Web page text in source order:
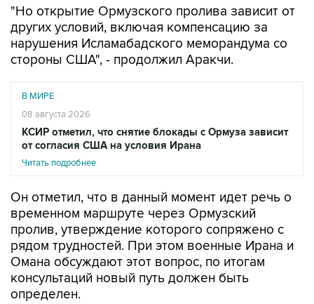
"Но открытие Ормузского пролива зависит от
других условий, включая компенсацию за
нарушения Исламабадского меморандума со
стороны США", - продолжил Аракчи.
В МИРЕ
08 августа 2026
КСИР отметил, что снятие блокады с Ормуза зависит
от согласия США на условия Ирана
Читать подробнее
Он отметил, что в данный момент идет речь о
временном маршруте через Ормузский
пролив, утверждение которого сопряжено с
рядом трудностей. При этом военные Ирана и
Омана обсуждают этот вопрос, по итогам
консультаций новый путь должен быть
определен.